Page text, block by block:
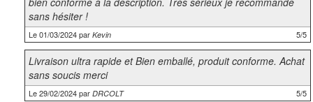
sans hésiter !
Le 01/03/2024 par Kevin 5/5
Livraison ultra rapide et Bien emballé, produit conforme. Achat
sans soucis merci
Le 29/02/2024 par DRCOLT 5/5